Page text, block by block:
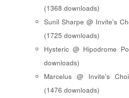
(1368 downloads)
Sunil Sharpe @ Invite's
(1725 downloads)
Hysteric @ Hipodrome
downloads)
Marcelus @ Invite's
(1476 downloads)